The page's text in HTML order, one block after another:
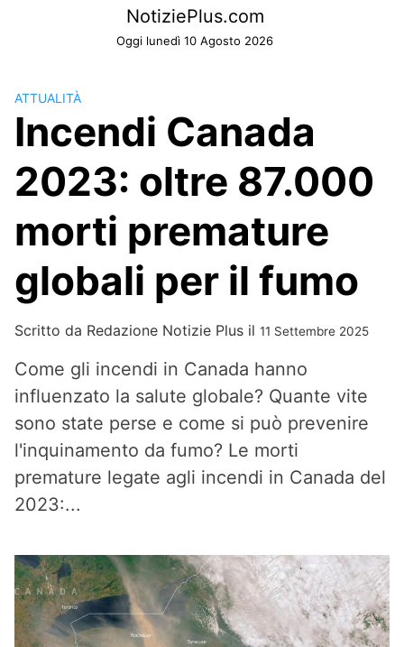
NotiziePlus.com
Oggi lunedì 10 Agosto 2026
ATTUALITÀ
Incendi Canada
2023: oltre 87.000
morti premature
globali per il fumo
Scritto da Redazione Notizie Plus il 11 Settembre 2025
Come gli incendi in Canada hanno
influenzato la salute globale? Quante vite
sono state perse e come si può prevenire
l'inquinamento da fumo? Le morti
premature legate agli incendi in Canada del
2023:...